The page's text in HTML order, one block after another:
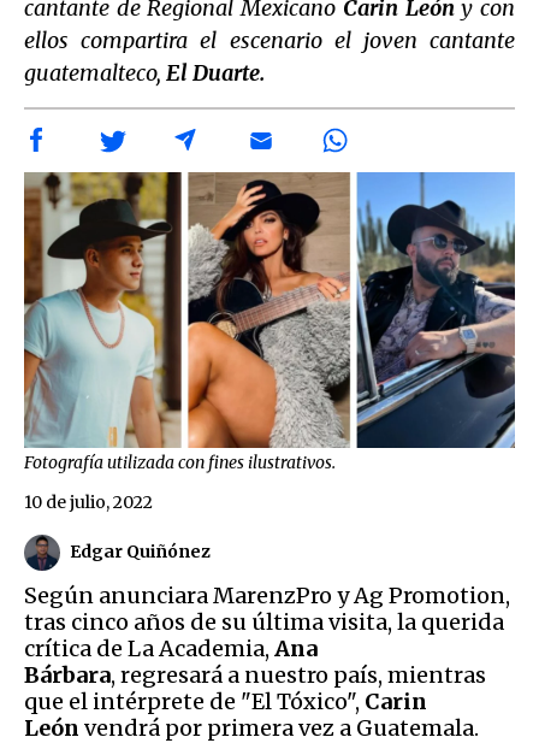
cantante de Regional Mexicano Carin Leóny con
ellos compartira el escenario el joven cantante
guatemalteco, El Duarte.
Fotografía utilizada con fines ilustrativos.
Edgar Quiñónez
10 de julio, 2022
Según anunciara MarenzPro y Ag Promotion,
tras cinco años de su última visita, la querida
crítica de La Academia, Ana
Bárbara, regresará a nuestro país, mientras
que el intérprete de "El Tóxico", Carin
León vendrá por primera vez a Guatemala.